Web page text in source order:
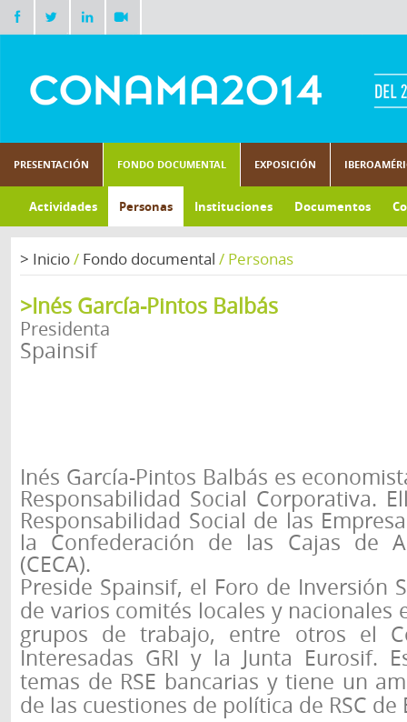
PRESENTACIÓN FONDO DOCUMENTAL EXPOSICIÓN
Actividades Personas Instituciones Documentos
> Inicio/ Fondo documental / Personas
>Inés García-Pintos Balbás
Presidenta
Spainsif
Inés García-Pintos Balbás es
Responsabilidad Social Corporativa.
Responsabilidad Social de las
la Confederación de las Cajas de
(CECA).
Preside Spainsif, el Foro de Inversión
de varios comités locales y nacionales
grupos de trabajo, entre otros el
Interesadas GRI y la Junta Eurosif.
temas de RSE bancarias y tiene un
de las cuestiones de política de RSC de